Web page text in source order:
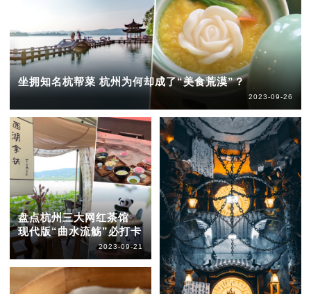
坐拥知名杭帮菜 杭州为何却成了“美食荒漠”？
2023-09-26
盘点杭州三大网红茶馆
现代版“曲水流觞”必打卡
2023-09-21